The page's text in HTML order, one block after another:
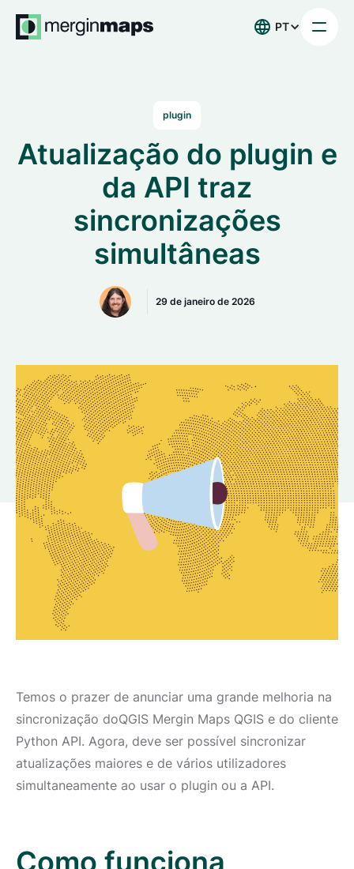
PT
plugin
Atualização do plugin e
da API traz
sincronizações
simultâneas
29 de janeiro de 2026
Temos o prazer de anunciar uma grande melhoria na
sincronização doQGIS Mergin Maps QGIS e do cliente
Python API. Agora, deve ser possível sincronizar
atualizações maiores e de vários utilizadores
simultaneamente ao usar o plugin ou a API.
Como funciona